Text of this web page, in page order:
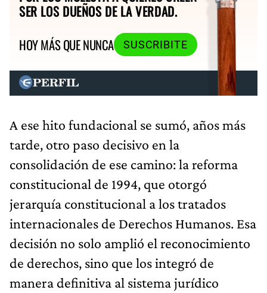
SER LOS DUEÑOS DE LA VERDAD.
HOY MÁS QUE NUNCA
SUSCRIBITE
A ese hito fundacional se sumó, años más
tarde, otro paso decisivo en la
consolidación de ese camino: la reforma
constitucional de 1994, que otorgó
jerarquía constitucional a los tratados
internacionales de Derechos Humanos. Esa
decisión no solo amplió el reconocimiento
de derechos, sino que los integró de
manera definitiva al sistema jurídico